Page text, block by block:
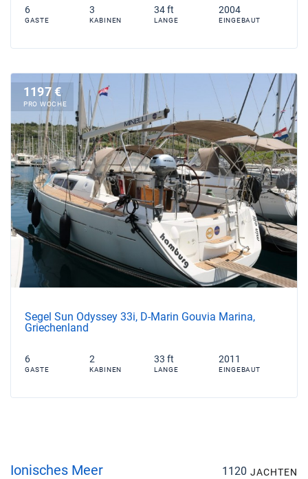
6
GASTE
3
KABINEN
34 ft
LANGE
2004
EINGEBAUT
1197 €
PRO WOCHE
Segel Sun Odyssey 33i, D-Marin Gouvia Marina,
Griechenland
6
GASTE
2
KABINEN
33 ft
LANGE
2011
EINGEBAUT
Ionisches Meer 1120 JACHTEN